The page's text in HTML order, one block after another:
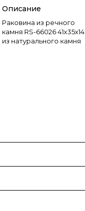
Описание
Раковина из речного
камня RS-66026 41х35х14
из натурального камня